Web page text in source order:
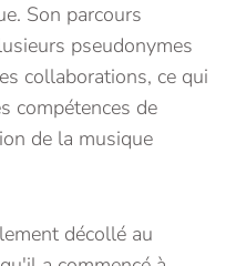
Son parcours
pseudonymes
collaborations, ce qui
compétences de
de la musique
décollé au